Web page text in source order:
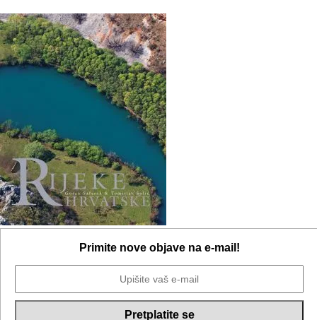
Primite nove objave na e-mail!